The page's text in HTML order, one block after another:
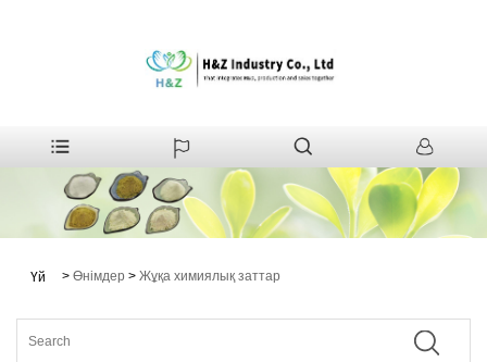
Үй > Өнімдер > Жұқа химиялық заттар